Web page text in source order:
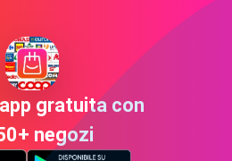
gratuita con
negozi